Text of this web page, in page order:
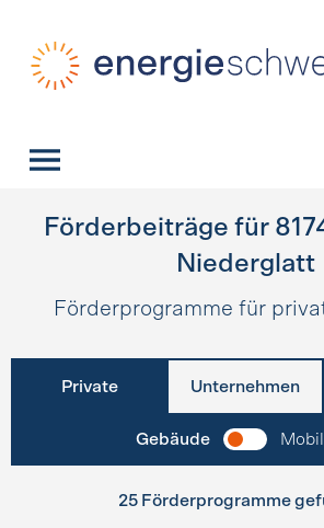
Förderbeiträge für
Niederglatt
Förderprogramme für
Private Unternehmen
Gebäude
25 Förderprogramme